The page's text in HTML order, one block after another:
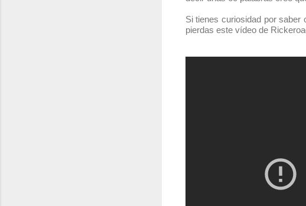
Si tienes curiosidad por saber
pierdas este vídeo de